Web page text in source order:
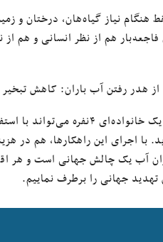
هنگام نیاز گیاه‌هان، درختان و
هم از نظر انسانی و هم
هدر رفتن آب باران: کاهش
با اجرای این راهکارها، هم
آب یک چالش جهانی است و هر
تهدید جهانی را برطرف نماییم.